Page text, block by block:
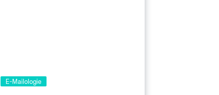
E-Mailologie